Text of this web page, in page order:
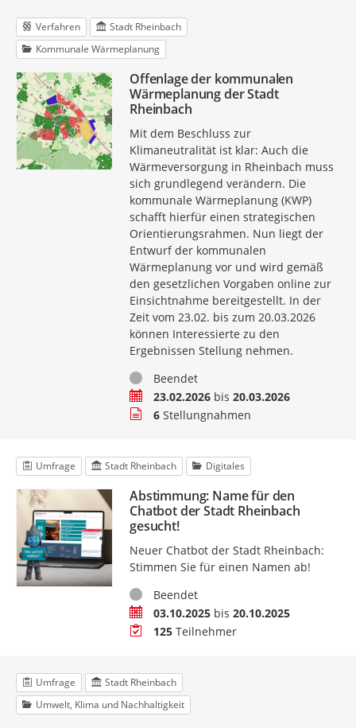
Verfahren
Stadt Rheinbach
Kommunale Wärmeplanung
Offenlage der kommunalen
Wärmeplanung der Stadt
Rheinbach
Mit dem Beschluss zur
Klimaneutralität ist klar: Auch die
Wärmeversorgung in Rheinbach muss
sich grundlegend verändern. Die
kommunale Wärmeplanung (KWP)
schafft hierfür einen strategischen
Orientierungsrahmen. Nun liegt der
Entwurf der kommunalen
Wärmeplanung vor und wird gemäß
den gesetzlichen Vorgaben online zur
Einsichtnahme bereitgestellt. In der
Zeit vom 23.02. bis zum 20.03.2026
können Interessierte zu den
Ergebnissen Stellung nehmen.
StatusBeendet
Zeitraum23.02.2026bis 20.03.2026
Stellungnahmen
6Stellungnahmen
Umfrage Stadt Rheinbach Digitales
Abstimmung: Name für den
Chatbot der Stadt Rheinbach
gesucht!
Neuer Chatbot der Stadt Rheinbach:
Stimmen Sie für einen Namen ab!
StatusBeendet
Zeitraum03.10.2025bis 20.10.2025
Teilnehmer
125Teilnehmer
Umfrage
Stadt Rheinbach
Umwelt, Klima und Nachhaltigkeit